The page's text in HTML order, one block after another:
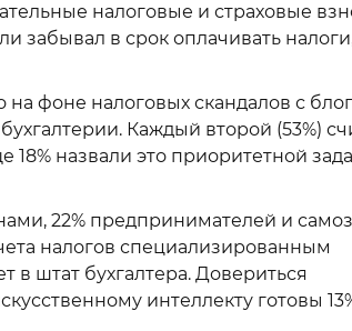
налоговые и страховые
забывал в срок оплачивать
фоне налоговых скандалов с
Каждый второй (53%)
назвали это приоритетной
22% предпринимателей и
налогов специализированным
штат бухгалтера. Довериться
интеллекту готовы